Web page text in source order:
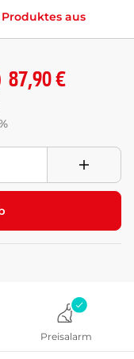
aus
87,90 €
Preisalarm